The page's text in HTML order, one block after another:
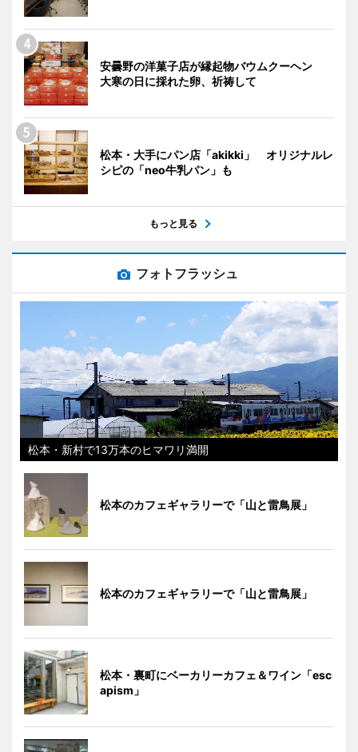
安曇野の洋菓子店が縁起物バウムクーヘン
大寒の日に採れた卵、祈祷して
松本・大手にパン店「akikki」 オリジナルレ
シピの「neo牛乳パン」も
もっと見る
フォトフラッシュ
松本・新村で13万本のヒマワリ満開
松本のカフェギャラリーで「山と雷鳥展」
松本のカフェギャラリーで「山と雷鳥展」
松本・裏町にベーカリーカフェ＆ワイン「esc
apism」